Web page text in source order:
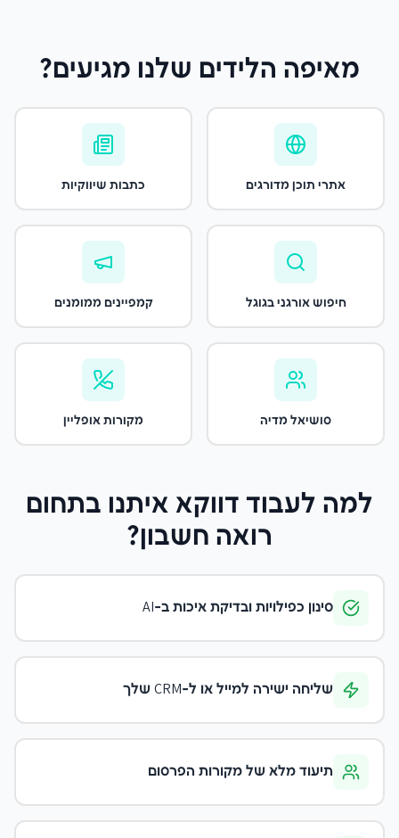
מאיפה הלידים שלנו מגיעים?
אתרי תוכן מדורגים כתבות שיווקיות
חיפוש אורגני בגוגל קמפיינים ממומנים
סושיאל מדיה מקורות אופליין
למה לעבוד דווקא איתנו בתחום
רואה חשבון?
סינון כפילויות ובדיקת איכות ב-AI
שליחה ישירה למייל או ל-CRM שלך
תיעוד מלא של מקורות הפרסום